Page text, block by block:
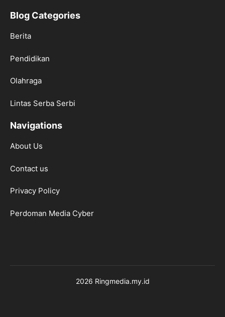
Blog Categories
Berita
Pendidikan
Olahraga
Lintas Serba Serbi
Navigations
About Us
Contact us
Privacy Policy
Perdoman Media Cyber
2026 Ringmedia.my.id